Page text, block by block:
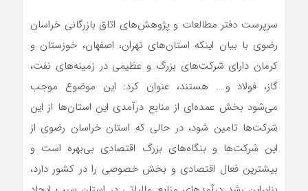
سرپرست دفتر مطالعات و پژوهش‌های اتاق بازرگانی خراسان
رضوی با بیان اینکه استان‌های تهران، اصفهان، خوزستان و
کرمان دارای شرکت‌های بزرگ و عظیمی در زمینه‌های نفت،
گاز، فولاد و…. هستند، عنوان کرد: این موضوع موجب
می‌شود بخش عمده‌ای از منابع درآمدی این استان‌ها از این
شرکت‌ها تامین شود، در حالی که استان خراسان رضوی از
این شرکت‌ها و بنگاه‌های بزرگ اقتصادی بی‌بهره است و
بیشترین فعال اقتصادی و بخش خصوصی را در کشور دارد،